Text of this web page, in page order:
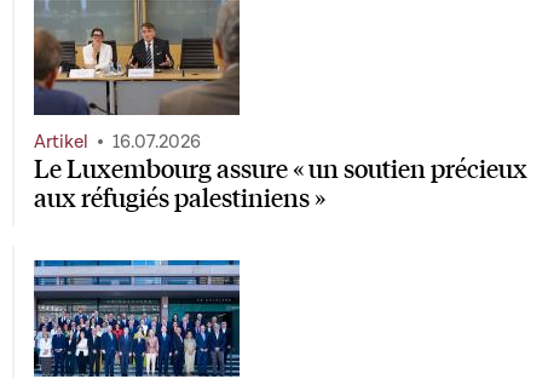
Le Luxembourg assure « un soutien précieux
aux réfugiés palestiniens »
Artikel 16.07.2026